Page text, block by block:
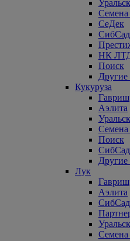
Семена
СеДек
СибСад
НК
Поиск
Другие
Кукуруза
Гавриш
Аэлита
Семена
Поиск
СибСад
Другие
Лук
Гавриш
Аэлита
СибСад
Семена